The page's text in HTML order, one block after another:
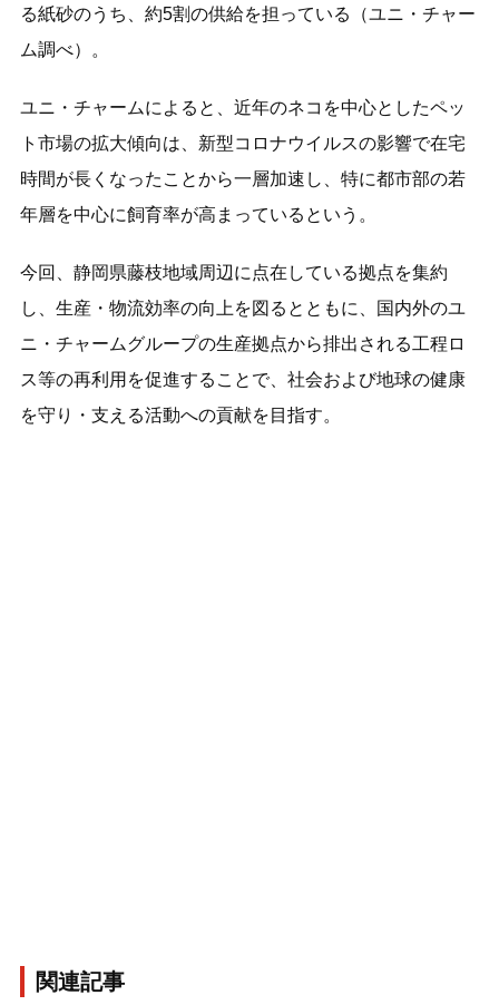
る紙砂のうち、約5割の供給を担っている（ユニ・チャー
ム調べ）。
ユニ・チャームによると、近年のネコを中心としたペッ
ト市場の拡大傾向は、新型コロナウイルスの影響で在宅
時間が長くなったことから一層加速し、特に都市部の若
年層を中心に飼育率が高まっているという。
今回、静岡県藤枝地域周辺に点在している拠点を集約
し、生産・物流効率の向上を図るとともに、国内外のユ
ニ・チャームグループの生産拠点から排出される工程ロ
ス等の再利用を促進することで、社会および地球の健康
を守り・支える活動への貢献を目指す。
関連記事